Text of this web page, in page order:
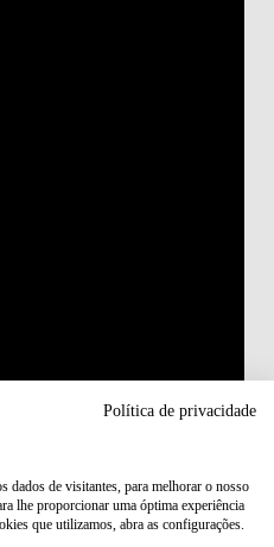
Política de privacidade
dados de visitantes, para melhorar o nosso
lhe proporcionar uma óptima experiência
que utilizamos, abra as configurações.